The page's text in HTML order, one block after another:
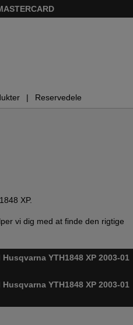
Reservedele
XP.
vi dig med at finde den rigtige
YTH1848 XP 2003-01
YTH1848 XP 2003-01